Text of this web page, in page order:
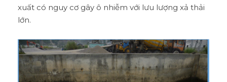
xuất có nguy cơ gây ô nhiễm với lưu lượng xả thải
lớn.